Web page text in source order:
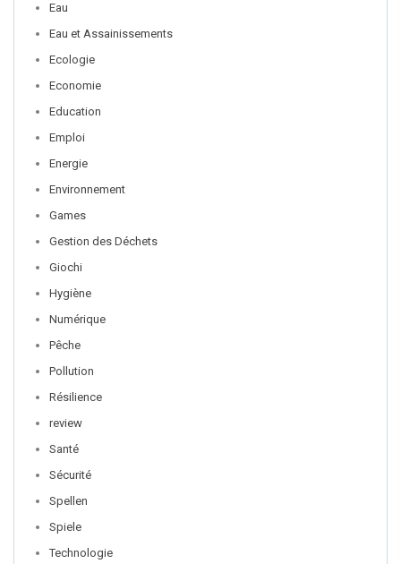
Eau
Eau et Assainissements
Ecologie
Economie
Education
Emploi
Energie
Environnement
Games
Gestion des Déchets
Giochi
Hygiène
Numérique
Pêche
Pollution
Résilience
review
Santé
Sécurité
Spellen
Spiele
Technologie